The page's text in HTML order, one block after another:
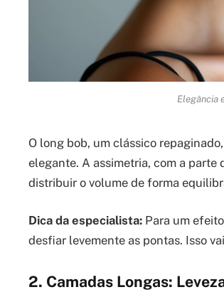
Elegância
O long bob, um clássico
elegante. A assimetria, com a parte
distribuir o volume de forma
Dica da especialista: Para um
desfiar levemente as pontas. Isso
2. Camadas Longas: